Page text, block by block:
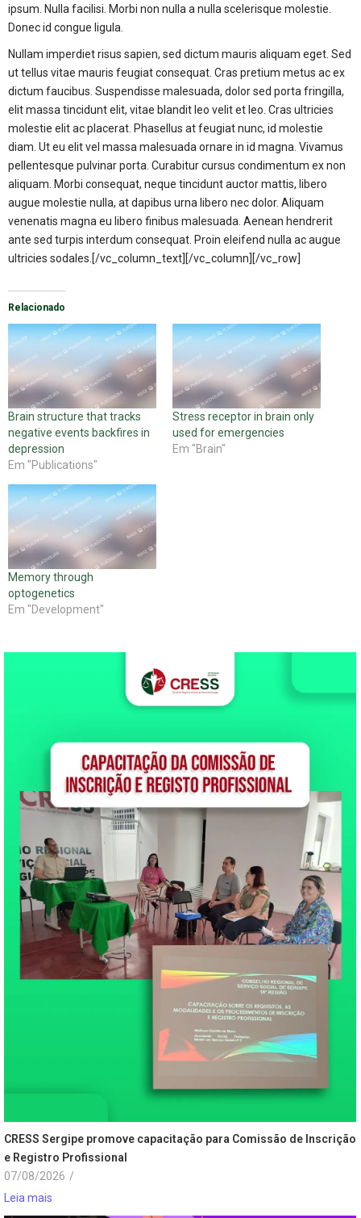
ipsum. Nulla facilisi. Morbi non nulla a nulla scelerisque molestie.
Donec id congue ligula.
Nullam imperdiet risus sapien, sed dictum mauris aliquam eget. Sed
ut tellus vitae mauris feugiat consequat. Cras pretium metus ac ex
dictum faucibus. Suspendisse malesuada, dolor sed porta fringilla,
elit massa tincidunt elit, vitae blandit leo velit et leo. Cras ultricies
molestie elit ac placerat. Phasellus at feugiat nunc, id molestie
diam. Ut eu elit vel massa malesuada ornare in id magna. Vivamus
pellentesque pulvinar porta. Curabitur cursus condimentum ex non
aliquam. Morbi consequat, neque tincidunt auctor mattis, libero
augue molestie nulla, at dapibus urna libero nec dolor. Aliquam
venenatis magna eu libero finibus malesuada. Aenean hendrerit
ante sed turpis interdum consequat. Proin eleifend nulla ac augue
ultricies sodales.[/vc_column_text][/vc_column][/vc_row]
Relacionado
Brain structure that tracks
negative events backfires in
depression
Em "Publications"
Stress receptor in brain only
used for emergencies
Em "Brain"
Memory through
optogenetics
Em "Development"
CRESS Sergipe promove capacitação para Comissão de Inscrição
e Registro Profissional
07/08/2026 /
Leia mais